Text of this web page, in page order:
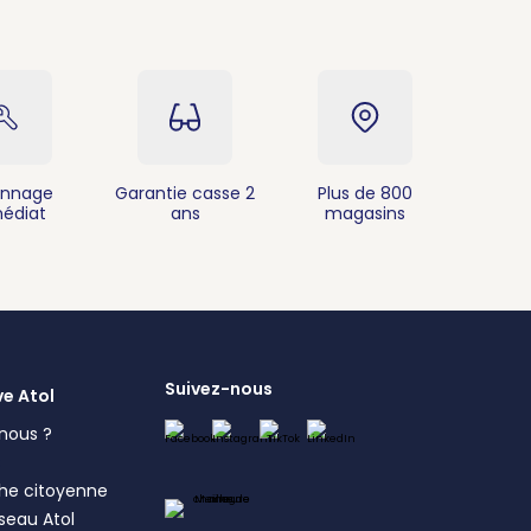
Garantie casse 2
ans
Plus de 800
magasins
Atol
?
citoyenne
Atol
Suivez-nous